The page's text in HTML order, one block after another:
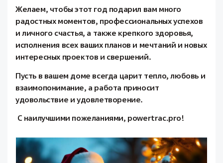
Желаем, чтобы этот год подарил вам много
радостных моментов, профессиональных успехов
и личного счастья, а также крепкого здоровья,
исполнения всех ваших планов и мечтаний и новых
интересных проектов и свершений.
Пусть в вашем доме всегда царит тепло, любовь и
взаимопонимание, а работа приносит
удовольствие и удовлетворение.
С наилучшими пожеланиями, powertrac.pro!